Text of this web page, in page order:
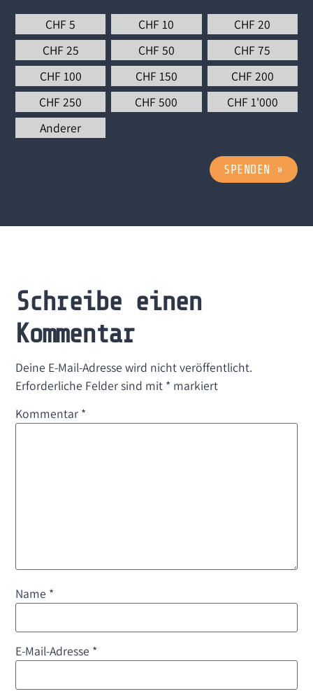
CHF 5 CHF 10 CHF 20
CHF 25 CHF 50 CHF 75
CHF 100 CHF 150 CHF 200
CHF 250 CHF 500 CHF 1'000
Anderer
SPENDEN »
Schreibe einen
Kommentar
Deine E-Mail-Adresse wird nicht veröffentlicht.
Erforderliche Felder sind mit * markiert
Kommentar *
Name *
E-Mail-Adresse *